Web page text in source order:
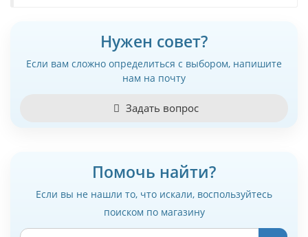
Нужен совет?
Если вам сложно определиться с выбором, напишите
нам на почту
Задать вопрос
Помочь найти?
Если вы не нашли то, что искали, воспользуйтесь
поиском по магазину